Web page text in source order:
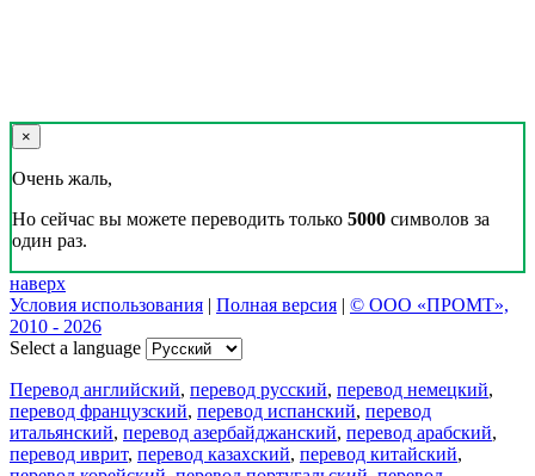
×
Очень жаль,
Но сейчас вы можете переводить только 5000 символов за
один раз.
наверх
Условия использования | Полная версия | © ООО «ПРОМТ»,
2010 - 2026
Select a language
Перевод английский, перевод русский, перевод немецкий,
перевод французский, перевод испанский, перевод
итальянский, перевод азербайджанский, перевод арабский,
перевод иврит, перевод казахский, перевод китайский,